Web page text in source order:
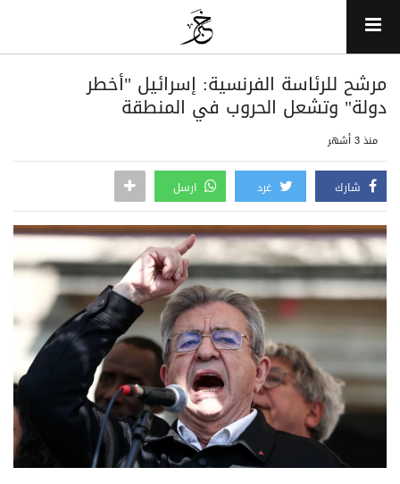
مرشح للرئاسة الفرنسية: إسرائيل "أخطر
دولة" وتشعل الحروب في المنطقة
منذ 3 أشهر
شارك غرد ارسل